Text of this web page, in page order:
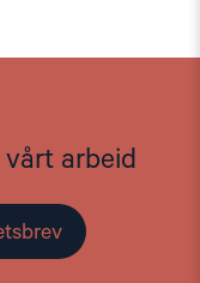
arbeid